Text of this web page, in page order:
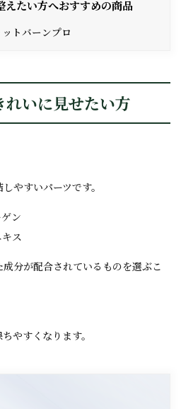
えたい方へおすすめの商品
トバーンプロ
いに見せたい方
やすいパーツです。
ン
ス
分が配合されているものを選ぶこ
やすくなります。